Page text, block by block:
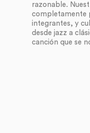
razonable.
completamente
integrantes, y
desde jazz a
canción que se